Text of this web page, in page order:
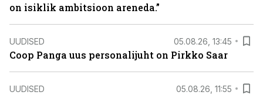
on isiklik ambitsioon areneda.”
UUDISED 05.08.26, 13:45
Coop Panga uus personalijuht on Pirkko Saar
UUDISED 05.08.26, 11:55